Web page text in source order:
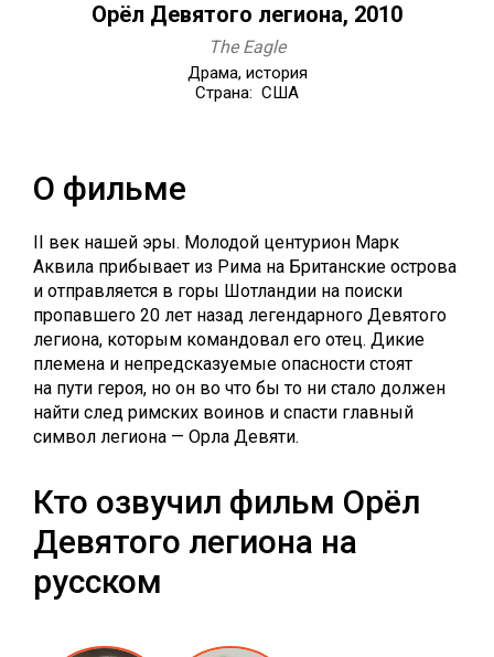
Орёл Девятого легиона, 2010
The Eagle
Драма, история
Страна: США
О фильме
II век нашей эры. Молодой центурион Марк
Аквила прибывает из Рима на Британские острова
и отправляется в горы Шотландии на поиски
пропавшего 20 лет назад легендарного Девятого
легиона, которым командовал его отец. Дикие
племена и непредсказуемые опасности стоят
на пути героя, но он во что бы то ни стало должен
найти след римских воинов и спасти главный
символ легиона — Орла Девяти.
Кто озвучил фильм Орёл
Девятого легиона на
русском